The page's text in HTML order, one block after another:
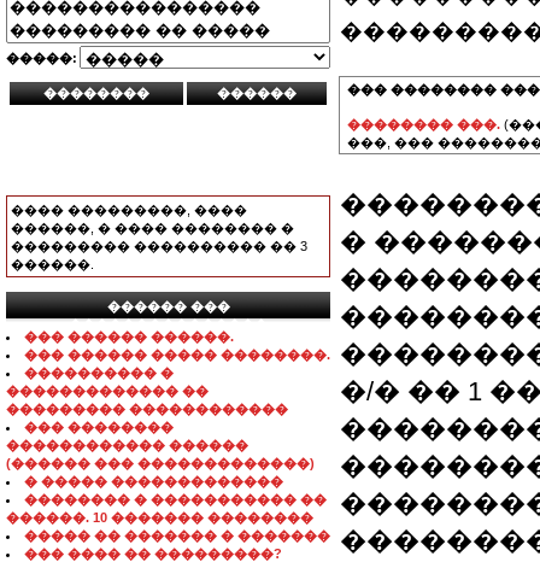
�����:
���� ���������, ����
������, � ���� �������� �
��������� ���������� �� 3
������.
������ ���
���������������
��� ������ ������.
��� ������ ����� ��������.
���������� �
������������� ��
��������� ������������
��� ��������
������������ ������
(������ ��� �������������)
� ����� �������������
�������� � ����������� ��
������. 10 ������� ��������
����� �� ������� � �������
��� ���� �� ���������?
��� ��������
�������� ���.
���, ���
�
�/� �� 1
��������. �-